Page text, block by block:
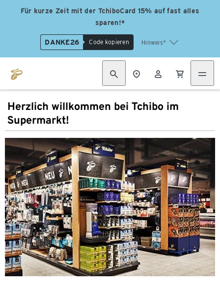
Für kurze Zeit mit der TchiboCard 15% auf fast alles
sparen!*
DANKE26 Code kopieren Hinweis*
Herzlich willkommen bei Tchibo im
Supermarkt!